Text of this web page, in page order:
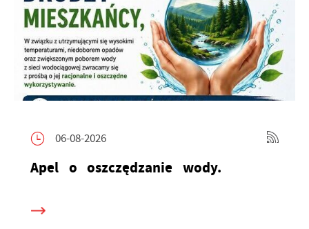
06-08-2026
Apel o oszczędzanie wody.